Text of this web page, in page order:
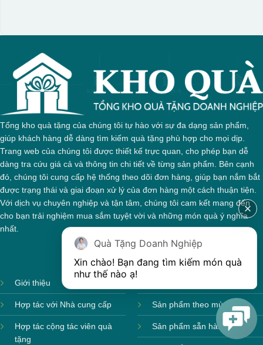
Tổng kho quà tặng của chúng tôi tự hào với sự đa dạng sản phẩm,
giúp khách hàng dễ dàng tìm kiếm quà tặng phù hợp cho mọi dịp.
Trang web của chúng tôi được thiết kế trực quan, cho phép bạn dễ
dàng tra cứu giá cả và thông tin chi tiết về từng sản phẩm. Bên cạnh
đó, chúng tôi cung cấp hệ thống theo dõi đơn hàng, giúp bạn nắm bắt
được trạng thái và giai đoạn xử lý của đơn hàng một cách thuận tiện.
Với dịch vụ chuyên nghiệp và tận tâm, chúng tôi cam kết mang đến
cho bạn trải nghiệm mua sắm tuyệt vời và những món quà ý nghĩa
nhất.
Giới thiệu
Hợp tác với Nhà cung cấp
Hợp tác cộng tác viên quà
tặng
Sản phẩm theo mùa
Sản phẩm sẵn hàng
Quà Tặng Doanh Nghiệp
Xin chào! Bạn đang tìm kiếm món quà
như thế nào ạ!